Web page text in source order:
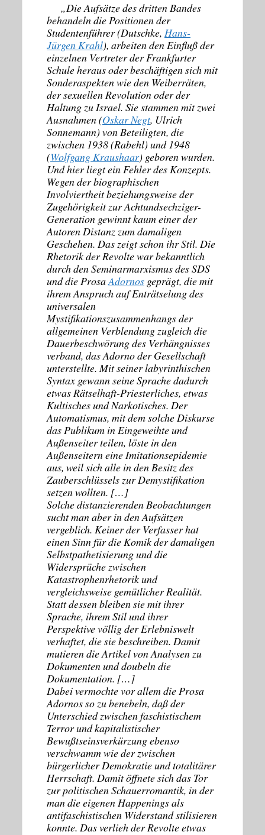
„Die Aufsätze des dritten Bandes
behandeln die Positionen der
Studentenführer (Dutschke, Hans-
Jürgen Krahl), arbeiten den Einfluß der
einzelnen Vertreter der Frankfurter
Schule heraus oder beschäftigen sich mit
Sonderaspekten wie den Weiberräten,
der sexuellen Revolution oder der
Haltung zu Israel. Sie stammen mit zwei
Ausnahmen (Oskar Negt, Ulrich
Sonnemann) von Beteiligten, die
zwischen 1938 (Rabehl) und 1948
(Wolfgang Kraushaar) geboren wurden.
Und hier liegt ein Fehler des Konzepts.
Wegen der biographischen
Involviertheit beziehungsweise der
Zugehörigkeit zur Achtundsechziger-
Generation gewinnt kaum einer der
Autoren Distanz zum damaligen
Geschehen. Das zeigt schon ihr Stil. Die
Rhetorik der Revolte war bekanntlich
durch den Seminarmarxismus des SDS
und die ProsaAdornos geprägt, die mit
ihrem Anspruch auf Enträtselung des
universalen
Mystifikationszusammenhangs der
allgemeinen Verblendung zugleich die
Dauerbeschwörung des Verhängnisses
verband, das Adorno der Gesellschaft
unterstellte. Mit seiner labyrinthischen
Syntax gewann seine Sprache dadurch
etwas Rätselhaft-Priesterliches, etwas
Kultisches und Narkotisches. Der
Automatismus, mit dem solche Diskurse
das Publikum in Eingeweihte und
Außenseiter teilen, löste in den
Außenseitern eine Imitationsepidemie
aus, weil sich alle in den Besitz des
Zauberschlüssels zur Demystifikation
setzen wollten. […]
Solche distanzierenden Beobachtungen
sucht man aber in den Aufsätzen
vergeblich. Keiner der Verfasser hat
einen Sinn für die Komik der damaligen
Selbstpathetisierung und die
Widersprüche zwischen
Katastrophenrhetorik und
vergleichsweise gemütlicher Realität.
Statt dessen bleiben sie mit ihrer
Sprache, ihrem Stil und ihrer
Perspektive völlig der Erlebniswelt
verhaftet, die sie beschreiben. Damit
mutieren die Artikel von Analysen zu
Dokumenten und doubeln die
Dokumentation. […]
Dabei vermochte vor allem die Prosa
Adornos so zu benebeln, daß der
Unterschied zwischen faschistischem
Terror und kapitalistischer
Bewußtseinsverkürzung ebenso
verschwamm wie der zwischen
bürgerlicher Demokratie und totalitärer
Herrschaft. Damit öffnete sich das Tor
zur politischen Schauerromantik, in der
man die eigenen Happenings als
antifaschistischen Widerstand stilisieren
konnte. Das verlieh der Revolte etwas